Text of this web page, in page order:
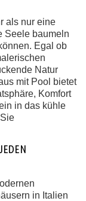
als nur eine
Seele baumeln
Egal ob
Natur
mit Pool bietet
Komfort
in das kühle
in Italien